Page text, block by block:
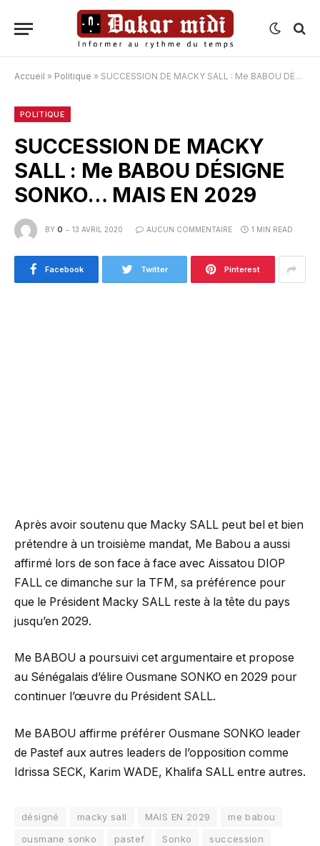
Accueil » Politique » SUCCESSION DE MACKY SALL : Me BABOU DÉSIGNE SONKO… MAIS EN 2029
POLITIQUE
SUCCESSION DE MACKY
SALL : Me BABOU DÉSIGNE
SONKO… MAIS EN 2029
BY O 13 AVRIL 2020 AUCUN COMMENTAIRE 1 MIN READ
Facebook Twitter Pinterest
Après avoir soutenu que Macky SALL peut bel et bien
prétendre à un troisième mandat, Me Babou a aussi
affirmé lors de son face à face avec Aissatou DIOP
FALL ce dimanche sur la TFM, sa préférence pour
que le Président Macky SALL reste à la tête du pays
jusqu’en 2029.
Me BABOU a poursuivi cet argumentaire et propose
au Sénégalais d’élire Ousmane SONKO en 2029 pour
continuer l’œuvre du Président SALL.
Me BABOU affirme préférer Ousmane SONKO leader
de Pastef aux autres leaders de l’opposition comme
Idrissa SECK, Karim WADE, Khalifa SALL entre autres.
désigné macky sall MAIS EN 2029
me babou
ousmane sonko
pastef Sonko succession